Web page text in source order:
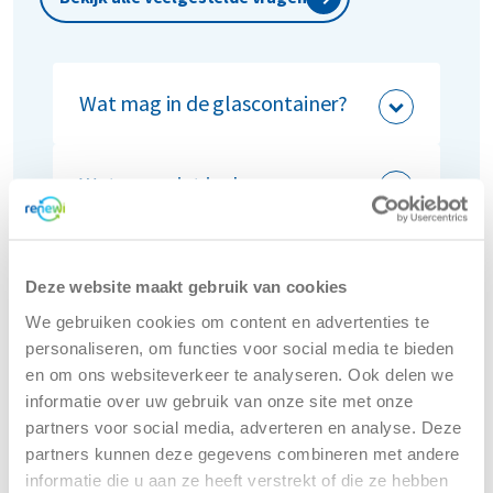
Deze website maakt gebruik van cookies
We gebruiken cookies om content en advertenties te
personaliseren, om functies voor social media te bieden
en om ons websiteverkeer te analyseren. Ook delen we
informatie over uw gebruik van onze site met onze
partners voor social media, adverteren en analyse. Deze
partners kunnen deze gegevens combineren met andere
informatie die u aan ze heeft verstrekt of die ze hebben
Wat mag in de glascontainer?
glascontainer:
cosmeticaglas
glas in transparant, bruin, groen of
gemengde kleuren
deksels en (kroon)kurken
Wat mag niet in de
vlakglas, waaronder ruiten, wij bieden
hiervoor specifiekevlakglas
containersaan
medisch glas (injectienaalden)
loodhoudend glas, zoals televisieglas
en kristalglas
porselein en keramiek
Wat gebeurt er met vlakglas?
Bij onze gespecialiseerde
verwerkingsinstallatie van Maltha in
Lommel wordt vlakglas verwerkt tot
grondstoffen voor glas of
glasgerelateerde producten zoals
isolatiematerialen.
Waar kan ik terecht met medisch
glas?
Voor medisch glas bieden we specifieke
oplossingen aan.Contacteer onsvoor